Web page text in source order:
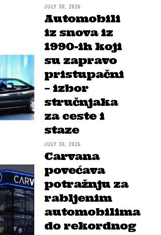
JULY 30, 2026
Automobili
iz snova iz
1990-ih koji
su zapravo
pristupačni
– izbor
stručnjaka
za ceste i
staze
JULY 30, 2026
Carvana
povećava
potražnju za
rabljenim
automobilima
do rekordnog